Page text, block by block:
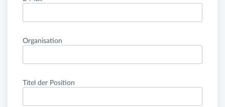
Organisation
Titel der Position